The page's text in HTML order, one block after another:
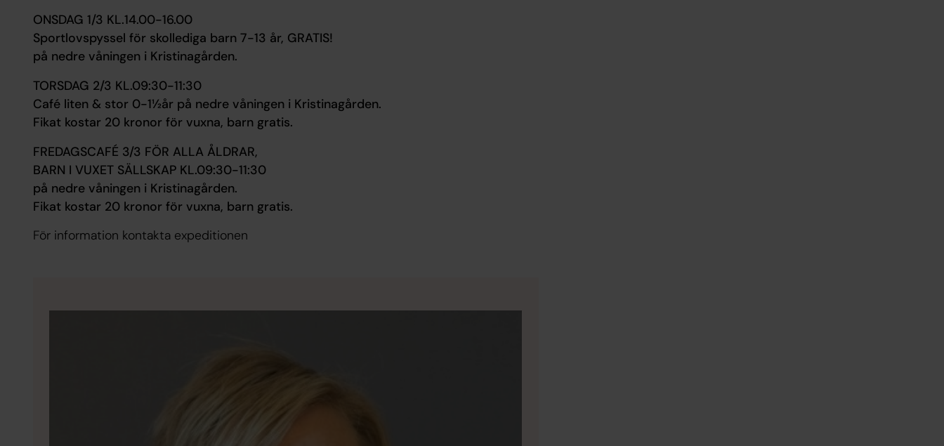
ONSDAG 1/3 KL.14.00-16.00
Sportlovspyssel för skollediga barn 7-13 år, GRATIS!
på nedre våningen i Kristinagården.
TORSDAG 2/3 KL.09:30-11:30
Café liten & stor 0-1½år på nedre våningen i Kristinagården.
Fikat kostar 20 kronor för vuxna, barn gratis.
FREDAGSCAFÉ 3/3 FÖR ALLA ÅLDRAR,
BARN I VUXET SÄLLSKAP KL.09:30-11:30
på nedre våningen i Kristinagården.
Fikat kostar 20 kronor för vuxna, barn gratis.
För information kontakta expeditionen